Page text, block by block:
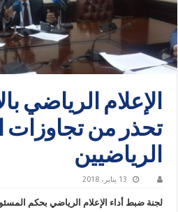
الإعلام الرياضي
تحذر من تجاوزات
الرياضيين
13 يناير، 2018
لجنة ضبط أداء الإعلام الرياضي بحكم